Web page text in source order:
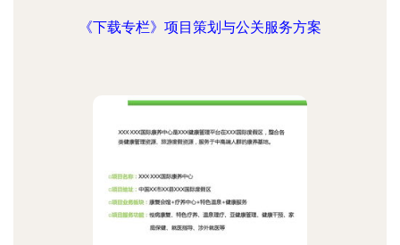
《下载专栏》项目策划与公关服务方案